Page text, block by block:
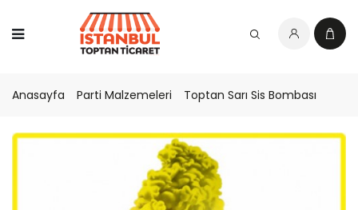
Anasayfa Parti Malzemeleri Toptan Sarı Sis Bombası